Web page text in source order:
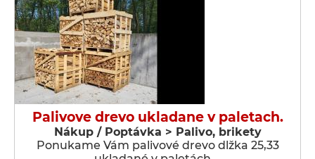
Palivove drevo ukladane v paletach.
Nákup / Poptávka > Palivo, brikety
Ponukame Vám palivové drevo dlžka 25,33